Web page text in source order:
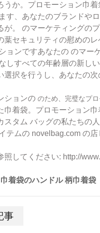
うか。プロモーション巾
す、あなたのブランドや
が。 のマーケティングの
葉セキュリティの慰めの
ョンですあなたの のマー
しすべての年齢層の新し
選択を行うし、あなたの
ションの のため、完璧なプ
巾着袋。プロモーション巾
スタム バッグの私たちの
テムの novelbag.com の店
照してください: http://
巾着袋のハンドル柄巾着袋
事